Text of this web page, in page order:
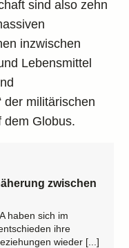
sind also zehn
inzwischen
Lebensmittel
der militärischen
dem Globus.
zwischen
haben sich im
ihre
wieder [...]